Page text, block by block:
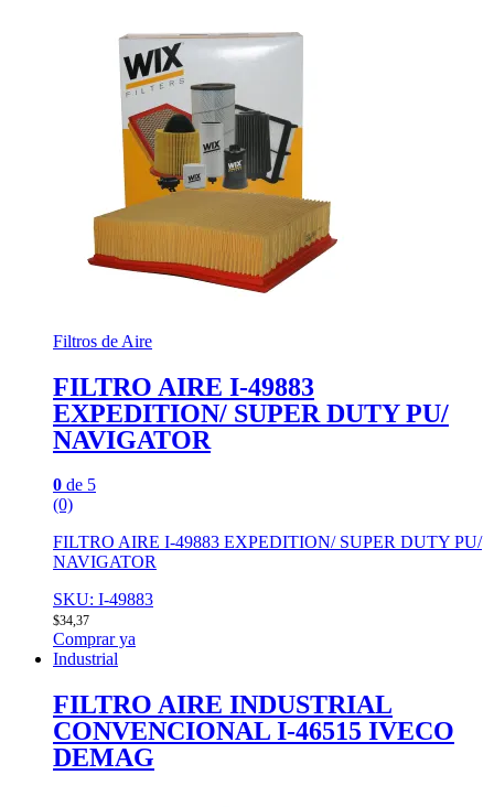
Filtros de Aire
FILTRO AIRE I-49883
EXPEDITION/ SUPER DUTY PU/
NAVIGATOR
0 de 5
(0)
FILTRO AIRE I-49883 EXPEDITION/ SUPER DUTY PU/
NAVIGATOR
SKU: I-49883
$34,37
Comprar ya
Industrial
FILTRO AIRE INDUSTRIAL
CONVENCIONAL I-46515 IVECO
DEMAG